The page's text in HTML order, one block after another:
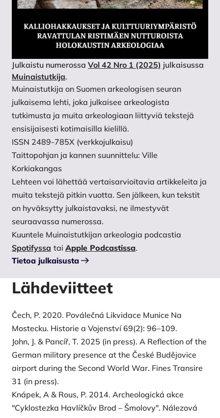
Julkaistu numerossa Vol 42 Nro 1 (2025) julkaisussa
Muinaistutkija.
Muinaistutkija on Suomen arkeologisen seuran
julkaisema lehti, joka julkaisee arkeologista
tutkimusta ja muita arkeologiaan liittyviä tekstejä
ensisijaisesti kotimaisilla kielillä.
ISSN 2489-785X (verkkojulkaisu)
Taittopohjan ja kannen suunnittelu: Ville
Korkiakangas
Lehteen voi lähettää vertaisarvioitavia artikkeleita ja
muita tekstejä pitkin vuotta. Sen jälkeen, kun tekstit
on hyväksytty julkaistavaksi, ne ilmestyvät
seuraavassa numerossa.
Kuuntele Muinaistutkijan arkeologia podcastia
Spotifyssa tai Apple Podcastissa.
Tietoa julkaisusta
Lähdeviitteet
Čech, P. 2020. Poválečná Likvidace Munice Na
Mostecku. Historie a Vojenství 69(2): 96–109.
John, J. & Pancíř, T. 2025 (in press). A Reflection of the
German military presence at the České Budějovice
airport during the Second World War. Fines Transire
31 (in press).
Knápek, A & Rous, P. 2014. Archeologická akce
"Cyklostezka Havlíčkův Brod – Šmolovy". Nálezová